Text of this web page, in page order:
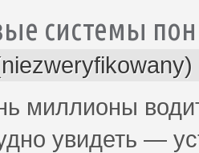
системы
миллионы
увидеть —